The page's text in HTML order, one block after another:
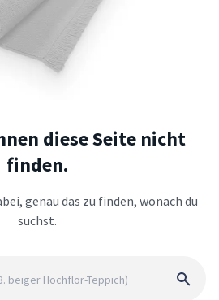
diese Seite nicht
finden.
genau das zu finden, wonach du
suchst.